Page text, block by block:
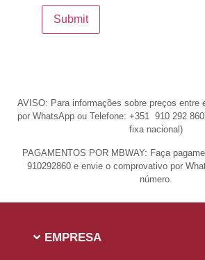
AVISO: Para informações sobre preços entre
por WhatsApp ou Telefone: +351 910 292
fixa nacional)
PAGAMENTOS POR MBWAY: Faça
910292860 e envie o comprovativo por
número.
EMPRESA